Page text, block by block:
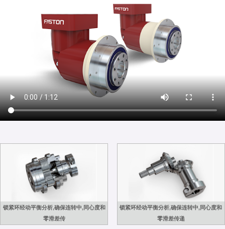
锁紧环经动平衡分析,确保连转中,同心度和
零滑差传
锁紧环经动平衡分析,确保连转中,同心度和
零滑差传递